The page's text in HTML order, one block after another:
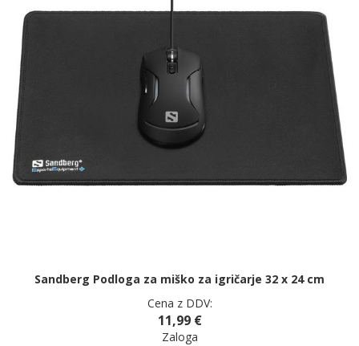
Sandberg Podloga za miško za igričarje 32 x 24 cm
Cena z DDV:
11,99 €
Zaloga